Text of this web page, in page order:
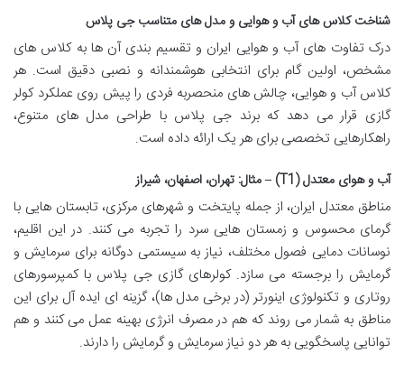
شناخت کلاس های آب و هوایی و مدل های متناسب جی پلاس
درک تفاوت های آب و هوایی ایران و تقسیم بندی آن ها به کلاس های
مشخص، اولین گام برای انتخابی هوشمندانه و نصبی دقیق است. هر
کلاس آب و هوایی، چالش های منحصربه فردی را پیش روی عملکرد کولر
گازی قرار می دهد که برند جی پلاس با طراحی مدل های متنوع،
راهکارهایی تخصصی برای هر یک ارائه داده است.
آب و هوای معتدل (T1) – مثال: تهران، اصفهان، شیراز
مناطق معتدل ایران، از جمله پایتخت و شهرهای مرکزی، تابستان هایی با
گرمای محسوس و زمستان هایی سرد را تجربه می کنند. در این اقلیم،
نوسانات دمایی فصول مختلف، نیاز به سیستمی دوگانه برای سرمایش و
گرمایش را برجسته می سازد. کولرهای گازی جی پلاس با کمپرسورهای
روتاری و تکنولوژی اینورتر (در برخی مدل ها)، گزینه ای ایده آل برای این
مناطق به شمار می روند که هم در مصرف انرژی بهینه عمل می کنند و هم
توانایی پاسخگویی به هر دو نیاز سرمایش و گرمایش را دارند.